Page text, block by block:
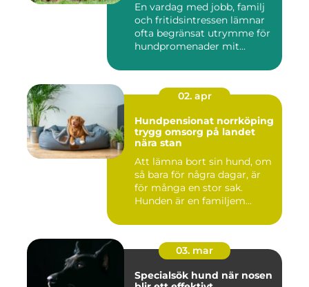
En vardag med jobb, familj
och fritidsintressen lämnar
ofta begränsat utrymme för
hundpromenader mit...
02. apr
Hundpensionat norrköping
trygg omsorg på landet
nära stan
Att lämna bort sin hund, om
så bara för några dagar, är
för många en stor sak.
Hunden är en familjem...
03. mar
Specialsök hund när nosen